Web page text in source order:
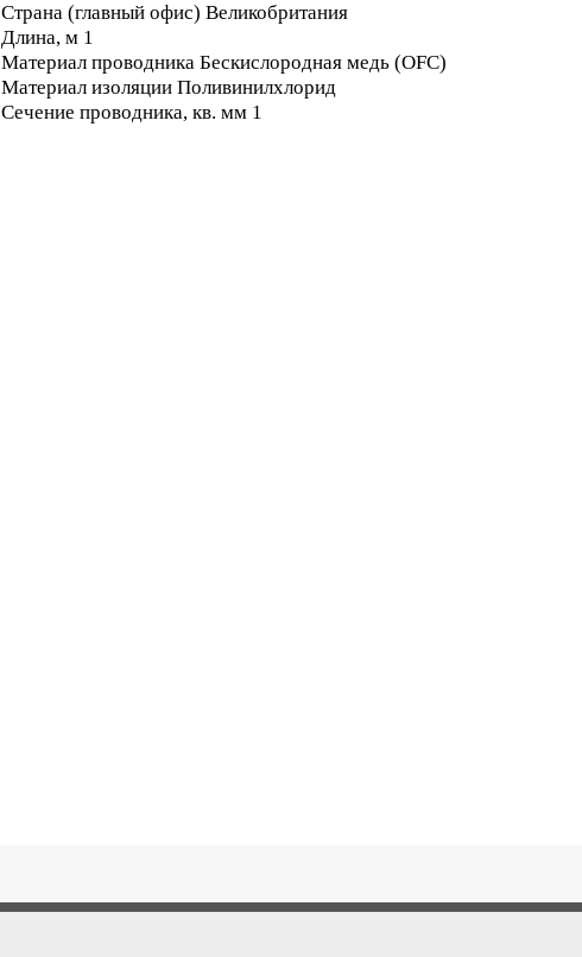
Страна (главный офис) Великобритания
Длина, м 1
Материал проводника Беcкислородная медь (OFC)
Материал изоляции Поливинилхлорид
Сечение проводника, кв. мм 1